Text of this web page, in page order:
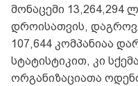
მონაცემი 13,264,294
დროისათვის,
107,644 კომპანიაა
სტატისტიკით, კი
ორგანიზაციათა